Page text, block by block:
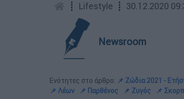
┋ Lifestyle ┋ 30.12.2020
Newsroom
Ενότητες στο άρθρο: 📌 Ζώδια 2021 -
📌 Λέων
📌 Παρθένος 📌 Ζυγός 📌